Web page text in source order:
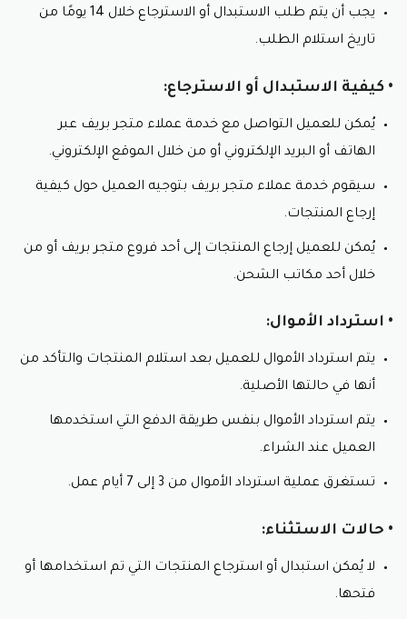
يجب أن يتم طلب الاستبدال أو الاسترجاع خلال 14 يومًا من
تاريخ استلام الطلب.
• كيفية الاستبدال أو الاسترجاع:
يُمكن للعميل التواصل مع خدمة عملاء متجر بريف عبر
الهاتف أو البريد الإلكتروني أو من خلال الموقع الإلكتروني.
سيقوم خدمة عملاء متجر بريف بتوجيه العميل حول كيفية
إرجاع المنتجات.
يُمكن للعميل إرجاع المنتجات إلى أحد فروع متجر بريف أو من
خلال أحد مكاتب الشحن.
• استرداد الأموال:
يتم استرداد الأموال للعميل بعد استلام المنتجات والتأكد من
أنها في حالتها الأصلية.
يتم استرداد الأموال بنفس طريقة الدفع التي استخدمها
العميل عند الشراء.
تستغرق عملية استرداد الأموال من 3 إلى 7 أيام عمل.
• حالات الاستثناء:
لا يُمكن استبدال أو استرجاع المنتجات التي تم استخدامها أو
فتحها.